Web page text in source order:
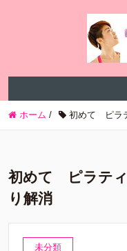
ホーム / 初めて ピラ
初めて ピラテ
り解消
未分類